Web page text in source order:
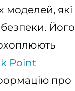
моделей, які
Його
Point
про